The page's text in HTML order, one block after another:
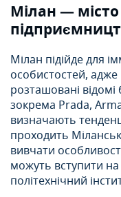
Мілан —
Мілан підійде для
особистостей,
розташовані
зокрема Prada,
визначають
проходить
вивчати
можуть вступити
політехнічний